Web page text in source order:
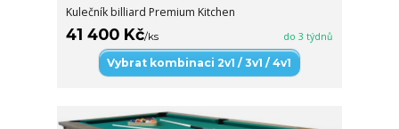
Kulečník billiard Premium Kitchen
41 400 Kč/ks do 3 týdnů
Vybrat kombinaci 2v1 / 3v1 / 4v1